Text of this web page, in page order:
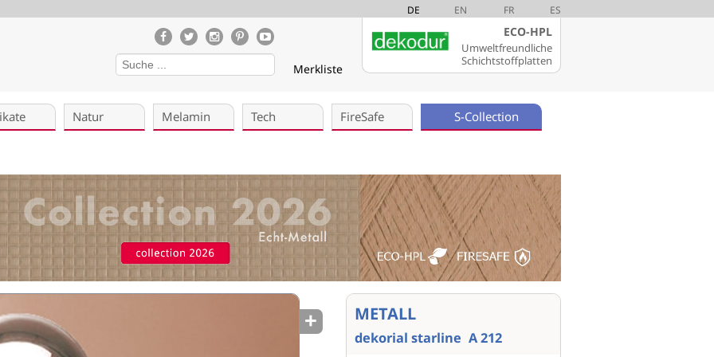
DE EN FR ES
Merkliste
ECO-HPL
Umweltfreundliche
Schichtstoffplatten
Natur Melamin Tech FireSafe S-Collection
METALL
dekorial starline A 212